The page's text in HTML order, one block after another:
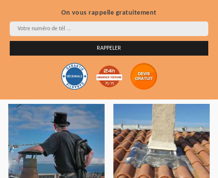
On vous rappelle gratuitement